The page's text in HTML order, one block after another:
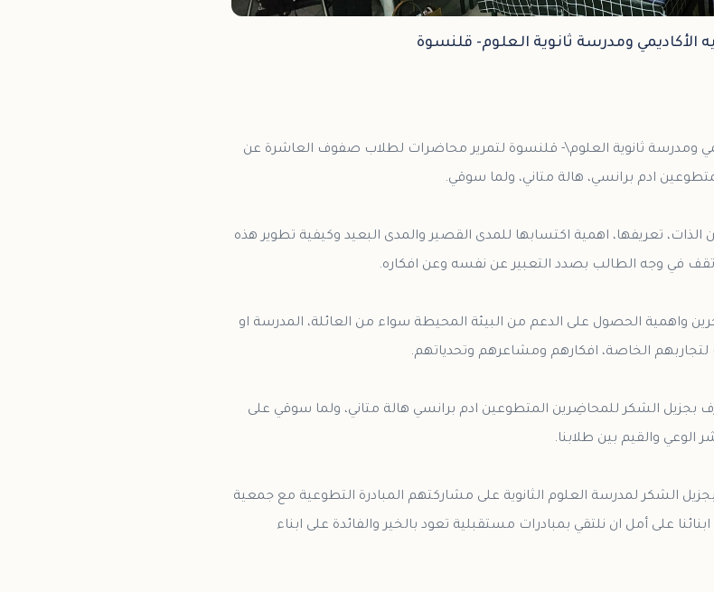
الأكاديمي ومدرسة ثانوية العلوم- قلنسوة
ومدرسة ثانوية العلوم\- قلنسوة لتمرير محاضرات لطلاب صفوف العاشرة عن
تعريفها، اهمية اكتسابها للمدى القصير والمدى البعيد وكيفية تطوير هذه
واهمية الحصول على الدعم من البيئة المحيطة سواء من العائلة، المدرسة او
بجزيل الشكر للمحاضِرين المتطوعين ادم برانسي هالة متاني، ولما سوقي على
الشكر لمدرسة العلوم الثانوية على مشاركتهم المبادرة التطوعية مع جمعية
على أمل ان نلتقي بمبادرات مستقبلية تعود بالخير والفائدة على ابناء